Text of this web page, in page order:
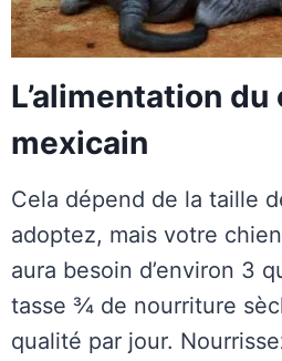
L’alimentation du
mexicain
Cela dépend de la taille
adoptez, mais votre
aura besoin d’environ 3
tasse ¾ de nourriture
qualité par jour.